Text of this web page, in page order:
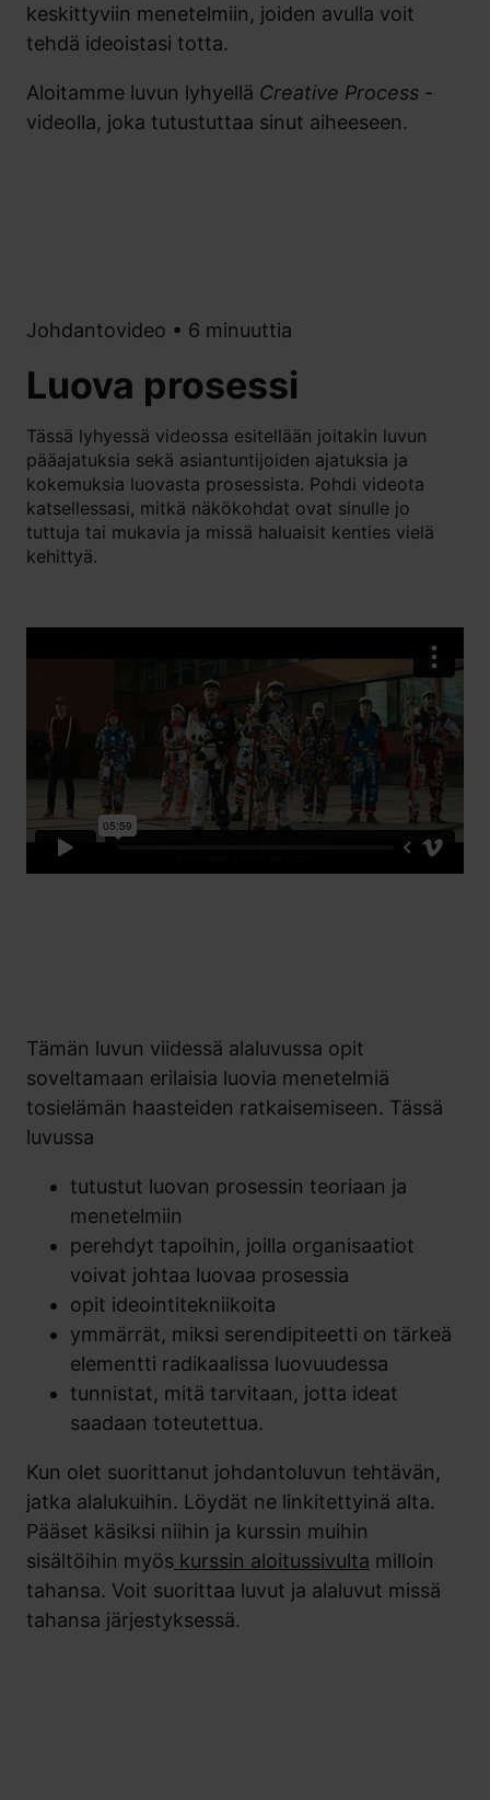
keskittyviin menetelmiin, joiden avulla voit
tehdä ideoistasi totta.
Aloitamme luvun lyhyellä Creative Process -
videolla, joka tutustuttaa sinut aiheeseen.
Johdantovideo • 6 minuuttia
Luova prosessi
Tässä lyhyessä videossa esitellään joitakin luvun
pääajatuksia sekä asiantuntijoiden ajatuksia ja
kokemuksia luovasta prosessista. Pohdi videota
katsellessasi, mitkä näkökohdat ovat sinulle jo
tuttuja tai mukavia ja missä haluaisit kenties vielä
kehittyä.
Tämän luvun viidessä alaluvussa opit
soveltamaan erilaisia luovia menetelmiä
tosielämän haasteiden ratkaisemiseen. Tässä
luvussa
tutustut luovan prosessin teoriaan ja
menetelmiin
perehdyt tapoihin, joilla organisaatiot
voivat johtaa luovaa prosessia
opit ideointitekniikoita
ymmärrät, miksi serendipiteetti on tärkeä
elementti radikaalissa luovuudessa
tunnistat, mitä tarvitaan, jotta ideat
saadaan toteutettua.
Kun olet suorittanut johdantoluvun tehtävän,
jatka alalukuihin. Löydät ne linkitettyinä alta.
Pääset käsiksi niihin ja kurssin muihin
sisältöihin myös kurssin aloitussivulta milloin
tahansa. Voit suorittaa luvut ja alaluvut missä
tahansa järjestyksessä.